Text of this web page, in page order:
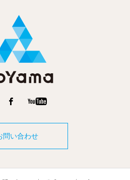
問い合わせ